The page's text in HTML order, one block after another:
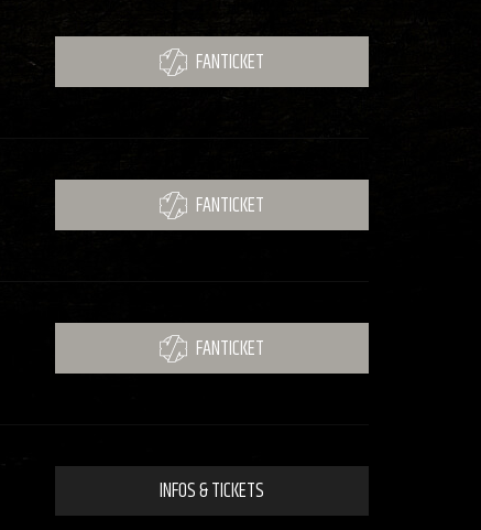
FANTICKET
FANTICKET
FANTICKET
INFOS & TICKETS